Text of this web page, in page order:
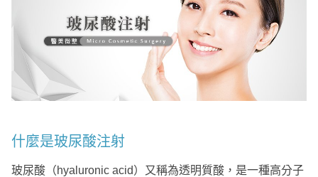
什麼是玻尿酸注射
玻尿酸（hyaluronic acid）又稱為透明質酸，是一種高分子